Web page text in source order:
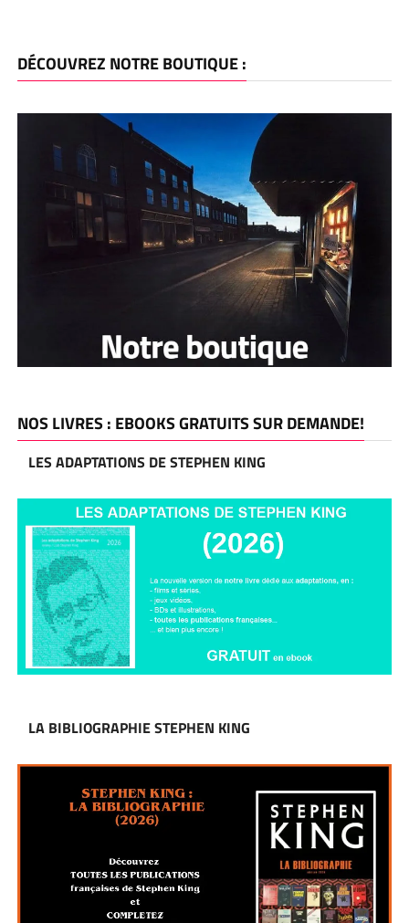
DÉCOUVREZ NOTRE BOUTIQUE :
NOS LIVRES : EBOOKS GRATUITS SUR DEMANDE!
LES ADAPTATIONS DE STEPHEN KING
LA BIBLIOGRAPHIE STEPHEN KING